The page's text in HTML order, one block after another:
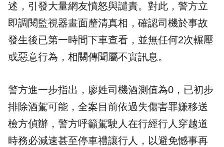
述，引發大量網友憤怒與譴責。對此，警方立
即調閱監視器畫面釐清真相，確認司機於事故
發生後已第一時間下車查看，並無任何2次輾壓
或惡意行為，相關傳聞屬不實訊息。
警方進一步指出，廖姓司機酒測值為0，已初步
排除酒駕可能，全案目前依過失傷害罪嫌移送
檢方偵辦，警方呼籲駕駛人在行經行人穿越道
時務必減速甚至停車禮讓行人，以避免憾事再